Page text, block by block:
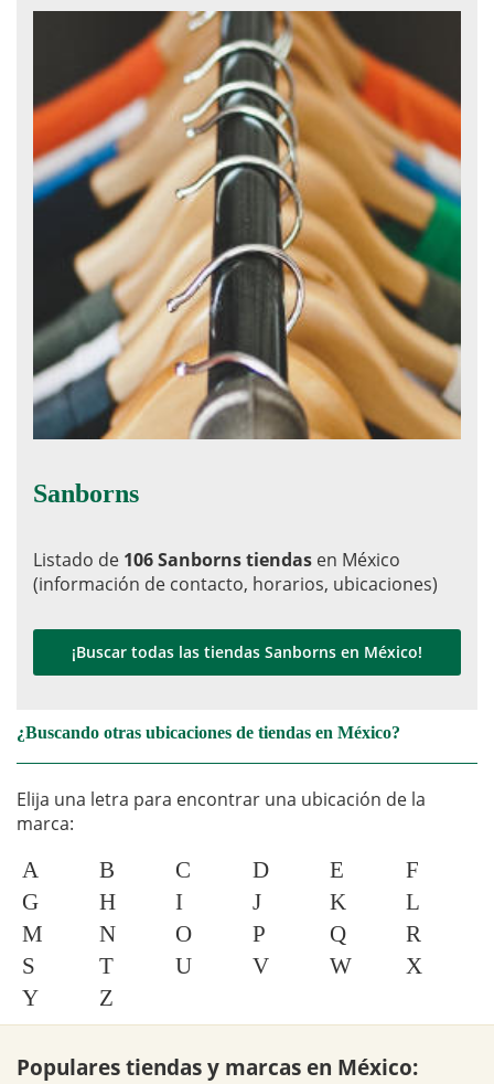
Sanborns
Listado de 106 Sanborns tiendas en México
(información de contacto, horarios, ubicaciones)
¡Buscar todas las tiendas Sanborns en México!
¿Buscando otras ubicaciones de tiendas en México?
Elija una letra para encontrar una ubicación de la
marca:
A B C D E
F
G
H I J K
L
M
N O P Q
R
S
T U V W
X
Y
Z
Populares tiendas y marcas en México: